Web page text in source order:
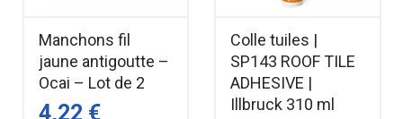
Manchons fil
jaune antigoutte –
Ocai – Lot de 2
4,22 €
Colle tuiles |
SP143 ROOF TILE
ADHESIVE |
Illbruck 310 ml